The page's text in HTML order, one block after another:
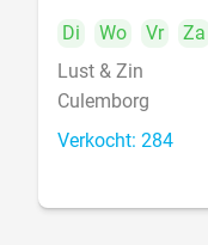
Di
Wo Vr
Za
Lust & Zin
Culemborg
Verkocht: 284